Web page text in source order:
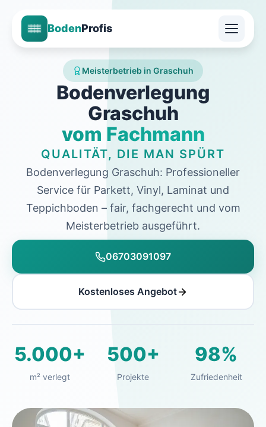
BodenProfis
Meisterbetrieb in Graschuh
Bodenverlegung
Graschuh
vom Fachmann
QUALITÄT, DIE MAN SPÜRT
Bodenverlegung Graschuh: Professioneller
Service für Parkett, Vinyl, Laminat und
Teppichboden – fair, fachgerecht und vom
Meisterbetrieb ausgeführt.
06703091097
Kostenloses Angebot
5.000+
m² verlegt
500+
Projekte
98%
Zufriedenheit